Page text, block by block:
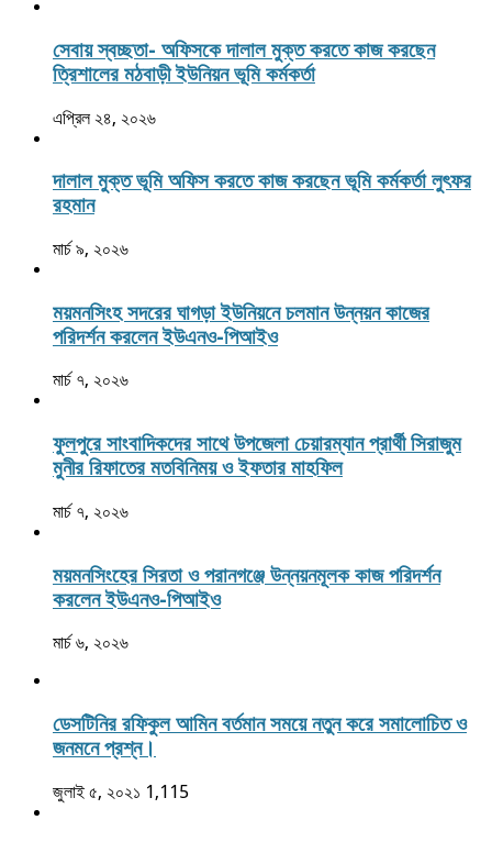
সেবায় স্বচ্ছতা- অফিসকে দালাল মুক্ত করতে কাজ করছেন
ত্রিশালের মঠবাড়ী ইউনিয়ন ভূমি কর্মকর্তা
এপ্রিল ২৪, ২০২৬
দালাল মুক্ত ভূমি অফিস করতে কাজ করছেন ভূমি কর্মকর্তা লুৎফর
রহমান
মার্চ ৯, ২০২৬
ময়মনসিংহ সদরের ঘাগড়া ইউনিয়নে চলমান উন্নয়ন কাজের
পরিদর্শন করলেন ইউএনও-পিআইও
মার্চ ৭, ২০২৬
ফুলপুরে সাংবাদিকদের সাথে উপজেলা চেয়ারম্যান প্রার্থী সিরাজুম
মুনীর রিফাতের মতবিনিময় ও ইফতার মাহফিল
মার্চ ৭, ২০২৬
ময়মনসিংহের সিরতা ও পরানগঞ্জে উন্নয়নমূলক কাজ পরিদর্শন
করলেন ইউএনও-পিআইও
মার্চ ৬, ২০২৬
ডেসটিনির রফিকুল আমিন বর্তমান সময়ে নতুন করে সমালোচিত ও
জনমনে প্রশ্ন।
জুলাই ৫, ২০২১ 1,115